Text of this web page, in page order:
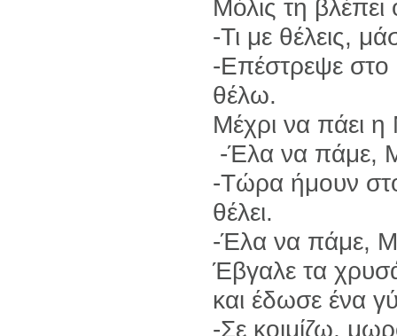
Μόλις τη
-Τι με θέλεις,
-Επέστρεψε στο
θέλω.
Μέχρι να πάει
-Έλα να πάμε,
-Τώρα ήμουν
θέλει.
-Έλα να πάμε,
Έβγαλε τα
και έδωσε ένα
-Σε κοιμίζω,